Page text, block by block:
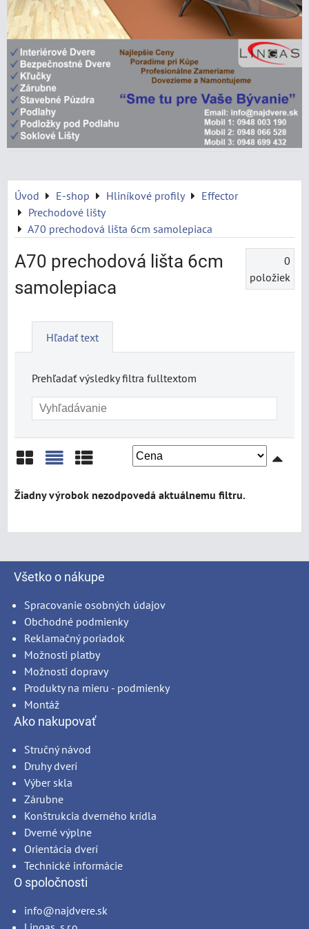
Úvod E-shop Hliníkové profily
Effector
Prechodové lišty
A70 prechodová lišta 6cm samolepiaca
A70 prechodová lišta 6cm
samolepiaca
0
položiek
Hľadať text
Prehľadať výsledky filtra fulltextom
Mriežka
Všetko o nákupe
Spracovanie osobných údajov
Obchodné podmienky
Reklamačný poriadok
Možnosti platby
Možnosti dopravy
Produkty na mieru - podmienky
Montáž
Ako nakupovať
Stručný návod
Druhy dverí
Výber skla
Zárubne
Konštrukcia dverného krídla
Dverné výplne
Orientácia dverí
Technické informácie
O spoločnosti
info@najdvere.sk